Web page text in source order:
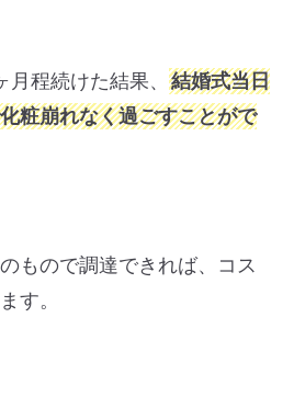
程続けた結果、 結婚式当日
粧崩れなく過ごすことがで
もので調達できれば、コス
す。